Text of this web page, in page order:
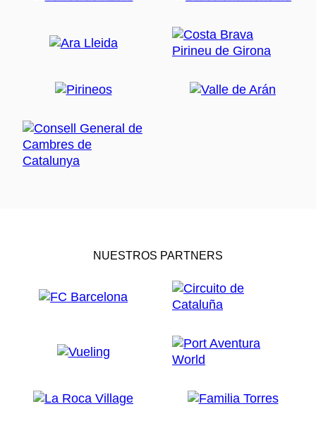
NUESTROS PARTNERS